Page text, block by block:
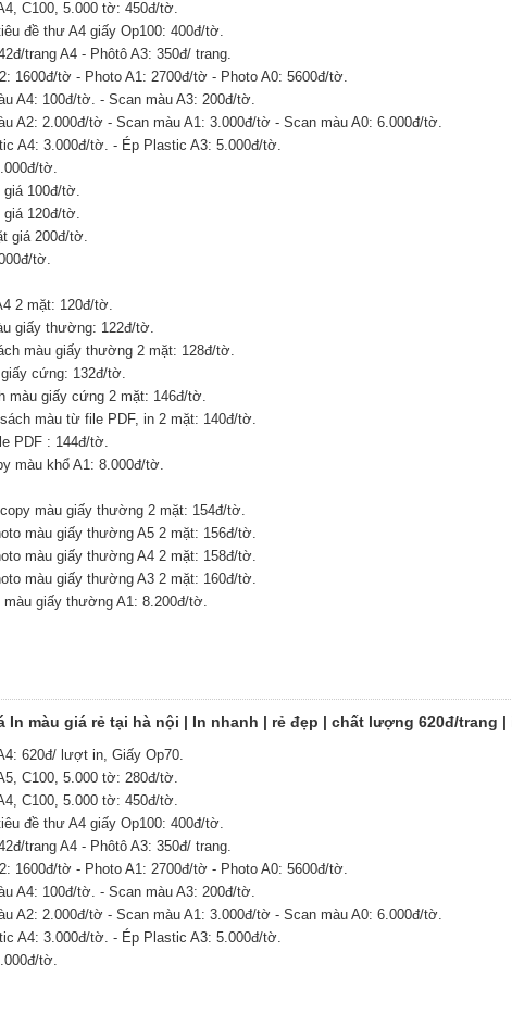
C100, 5.000 tờ: 450đ/tờ.
đề thư A4 giấy Op100: 400đ/tờ.
trang A4 - Phôtô A3: 350đ/ trang.
1600đ/tờ - Photo A1: 2700đ/tờ - Photo A0: 5600đ/tờ.
A4: 100đ/tờ. - Scan màu A3: 200đ/tờ.
A2: 2.000đ/tờ - Scan màu A1: 3.000đ/tờ - Scan màu A0: 6.000đ/tờ.
A4: 3.000đ/tờ. - Ép Plastic A3: 5.000đ/tờ.
tờ.
giá 100đ/tờ.
giá 120đ/tờ.
giá 200đ/tờ.
tờ.
2 mặt: 120đ/tờ.
giấy thường: 122đ/tờ.
màu giấy thường 2 mặt: 128đ/tờ.
cứng: 132đ/tờ.
màu giấy cứng 2 mặt: 146đ/tờ.
màu từ file PDF, in 2 mặt: 140đ/tờ.
PDF : 144đ/tờ.
màu khổ A1: 8.000đ/tờ.
màu giấy thường 2 mặt: 154đ/tờ.
màu giấy thường A5 2 mặt: 156đ/tờ.
màu giấy thường A4 2 mặt: 158đ/tờ.
màu giấy thường A3 2 mặt: 160đ/tờ.
giấy thường A1: 8.200đ/tờ.
In màu giá rẻ tại hà nội | In nhanh | rẻ đẹp | chất lượng 620đ/trang |
620đ/ lượt in, Giấy Op70.
C100, 5.000 tờ: 280đ/tờ.
C100, 5.000 tờ: 450đ/tờ.
đề thư A4 giấy Op100: 400đ/tờ.
trang A4 - Phôtô A3: 350đ/ trang.
1600đ/tờ - Photo A1: 2700đ/tờ - Photo A0: 5600đ/tờ.
A4: 100đ/tờ. - Scan màu A3: 200đ/tờ.
A2: 2.000đ/tờ - Scan màu A1: 3.000đ/tờ - Scan màu A0: 6.000đ/tờ.
A4: 3.000đ/tờ. - Ép Plastic A3: 5.000đ/tờ.
tờ.